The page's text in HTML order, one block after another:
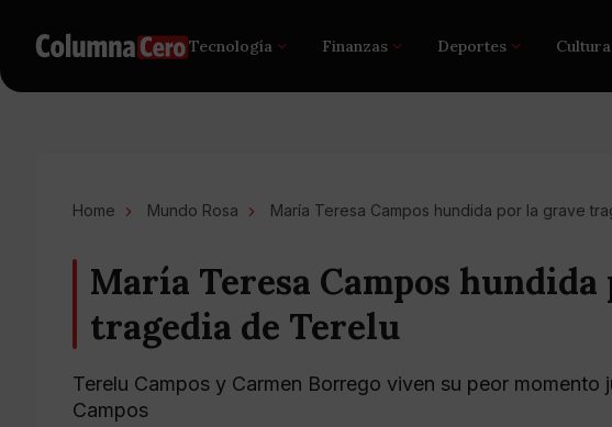
Tecnología Finanzas Deportes Cultura
Home Mundo Rosa María Teresa Campos hundida por la grave
María Teresa Campos
tragedia de Terelu
Terelu Campos y Carmen Borrego viven su peor momento
Campos